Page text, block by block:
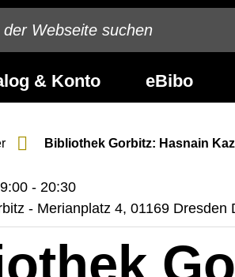
& Konto eBibo
Bibliothek Gorbitz: Hasnain
- 20:30
- Merianplatz 4, 01169 Dresden